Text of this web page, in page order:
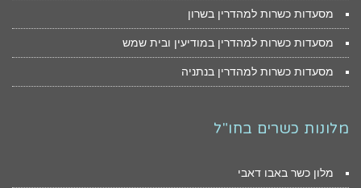
מסעדות כשרות למהדרין בשרון
מסעדות כשרות למהדרין במודיעין ובית שמש
מסעדות כשרות למהדרין בנתניה
מלונות כשרים בחו"ל
מלון כשר באבו דאבי